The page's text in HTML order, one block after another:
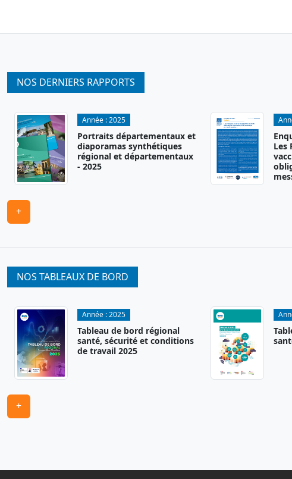
NOS DERNIERS RAPPORTS
Année :2025
Portraits départementaux et
diaporamas synthétiques
régional et départementaux
- 2025
Les
+
NOS TABLEAUX DE BORD
Année :2025
Tableau de bord régional
santé, sécurité et conditions
de travail 2025
+